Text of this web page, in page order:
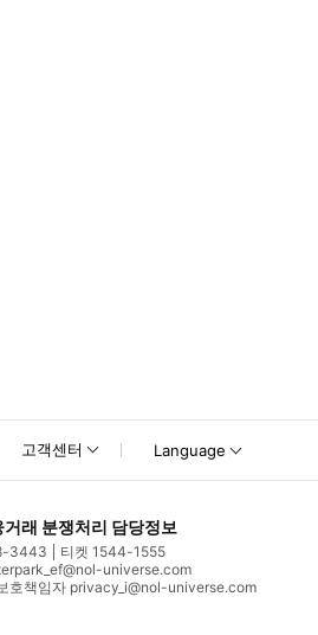
고객센터 Language
래 분쟁처리 담당정보
3443
티켓 1544-1555
universe.com
호책임자 privacy_i@nol-universe.com